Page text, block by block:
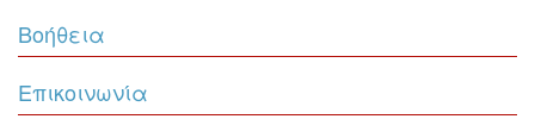
Βοήθεια
Επικοινωνία